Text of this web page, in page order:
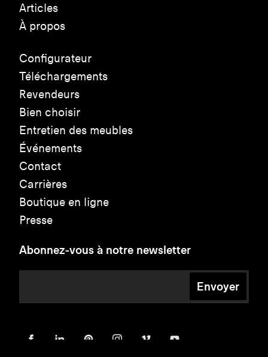
Articles
À propos
Configurateur
Téléchargements
Revendeurs
Bien choisir
Entretien des meubles
Événements
Contact
Carrières
Boutique en ligne
Presse
Abonnez-vous à notre newsletter
Envoyer